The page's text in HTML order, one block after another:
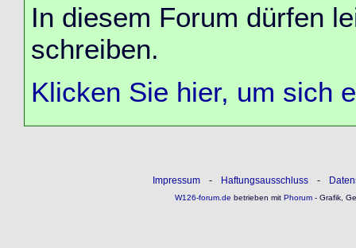
In diesem Forum dürfen
schreiben.
Klicken Sie hier, um sich
Impressum - Haftungsausschluss -
W126-forum.de betrieben mitPhorum- Grafik,